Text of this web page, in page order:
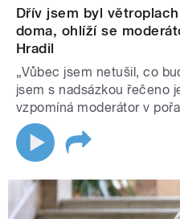
Dřív jsem byl
doma, ohlíží se
Hradil
„Vůbec jsem netušil, co
jsem s nadsázkou řečeno
vzpomíná moderátor v